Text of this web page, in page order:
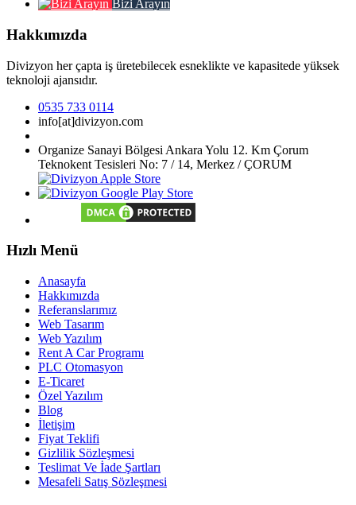
Bizi Arayın
Hakkımızda
Divizyon her çapta iş üretebilecek esneklikte ve kapasitede yüksek
teknoloji ajansıdır.
0535 733 0114
info[at]divizyon.com
Organize Sanayi Bölgesi Ankara Yolu 12. Km Çorum
Teknokent Tesisleri No: 7 / 14, Merkez / ÇORUM
Hızlı Menü
Anasayfa
Hakkımızda
Referanslarımız
Web Tasarım
Web Yazılım
Rent A Car Programı
PLC Otomasyon
E-Ticaret
Özel Yazılım
Blog
İletişim
Fiyat Teklifi
Gizlilik Sözleşmesi
Teslimat Ve İade Şartları
Mesafeli Satış Sözleşmesi